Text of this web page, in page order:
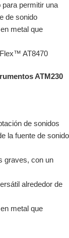
para permitir una
de sonido
metal que
AT8470
ATM230
de sonidos
la fuente de sonido
graves, con un
alrededor de
metal que